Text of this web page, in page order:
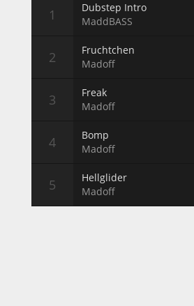
Dubstep Intro
MaddBASS
Fruchtchen
Madoff
Freak
Madoff
Bomp
Madoff
Hellglider
Madoff